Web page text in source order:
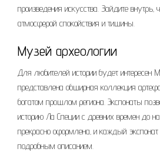
произведения искусства. Зайдите внутрь‚
атмосферой спокойствия и тишины.
Музей археологии
Для любителей истории будет интересен
представлена обширная коллекция
богатом прошлом региона. Экспонаты
историю Ла Специи с древних времен до
прекрасно оформлена‚ и каждый
подробным описанием.